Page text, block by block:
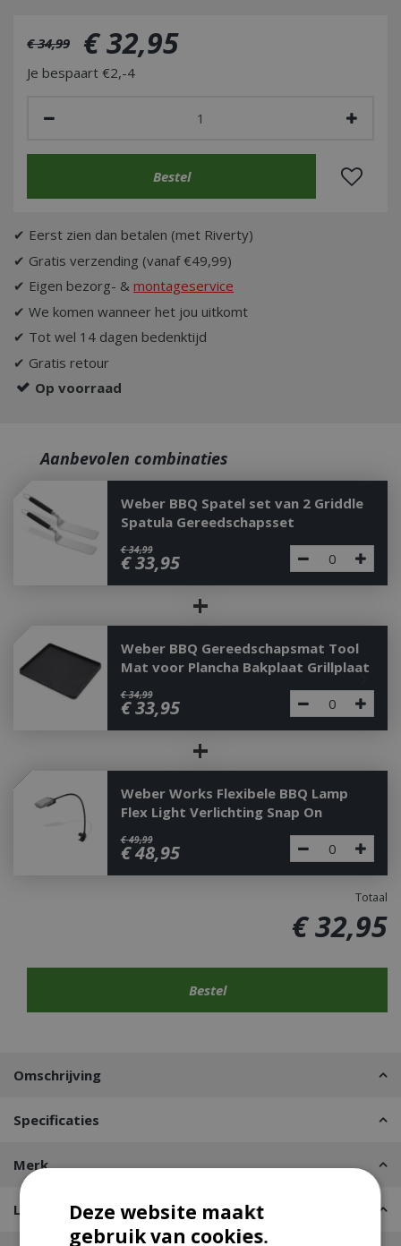
€ 34,99 €32,95
Je bespaart €2,-4
✔ Eerst zien dan betalen (met Riverty)
✔ Gratis verzending (vanaf €49,99)
✔ Eigen bezorg- & montageservice
✔ We komen wanneer het jou uitkomt
✔ Tot wel 14 dagen bedenktijd
✔ Gratis retour
Op voorraad
Aanbevolen combinaties
Weber BBQ Spatel set van 2 Griddle
Spatula Gereedschapsset
€ 34,99
€ 33,95
+
Weber BBQ Gereedschapsmat Tool
Mat voor Plancha Bakplaat Grillplaat
€ 34,99
€ 33,95
+
Weber Works Flexibele BBQ Lamp
Flex Light Verlichting Snap On
€ 49,99
€ 48,95
Totaal
€32,95
Omschrijving
Specificaties
Merk
Leveren of Afhalen
Deze website maakt
gebruik van cookies.